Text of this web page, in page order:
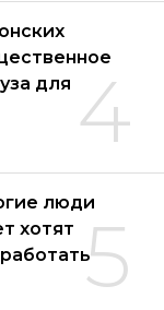
4
для
5
люди
хотят